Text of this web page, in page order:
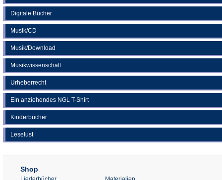
Digitale Bücher
Musik/CD
Musik/Download
Musikwissenschaft
Urheberrecht
Ein anziehendes NGL T-Shirt
Kinderbücher
Leselust
Shop